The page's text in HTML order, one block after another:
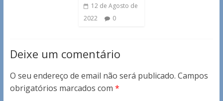
12 de Agosto de
2022
0
Deixe um comentário
O seu endereço de email não será publicado. Campos
obrigatórios marcados com *